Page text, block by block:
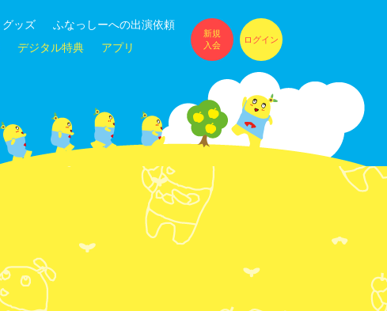
グッズ
ふなっしーへの出演依頼
デジタル特典 アプリ
新規
入会
ログイン